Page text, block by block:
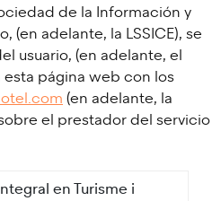
de la Información y
(en adelante, la LSSICE), se
usuario, (en adelante, el
esta página web con los
(en adelante, la
el prestador del servicio
en Turisme i